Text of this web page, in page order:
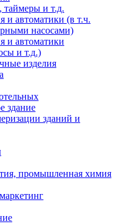
таймеры и т.д.
автоматики (в т.ч.
насосами)
и автоматики
и т.д.)
изделия
здание
зданий и
промышленная химия